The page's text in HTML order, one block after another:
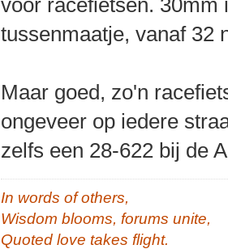
voor racefietsen. 30mm
tussenmaatje, vanaf 32
Maar goed, zo'n
ongeveer op iedere
zelfs een 28-622 bij de
In words of others,
Wisdom blooms, forums unite,
Quoted love takes flight.